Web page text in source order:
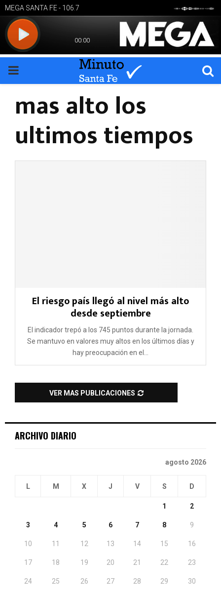
PRIMARY
mas alto los
ultimos tiempos
El riesgo país llegó al nivel más alto
desde septiembre
El indicador trepó a los 745 puntos durante la jornada.
Se mantuvo en valores muy altos en los últimos días y
hay preocupación en el...
VER MAS PUBLICACIONES
ARCHIVO DIARIO
agosto 2026
L M X J V S D
1 2
3 4 5 6 7 8 9
10 11 12 13 14 15 16
17 18 19 20 21 22 23
24 25 26 27 28 29 30